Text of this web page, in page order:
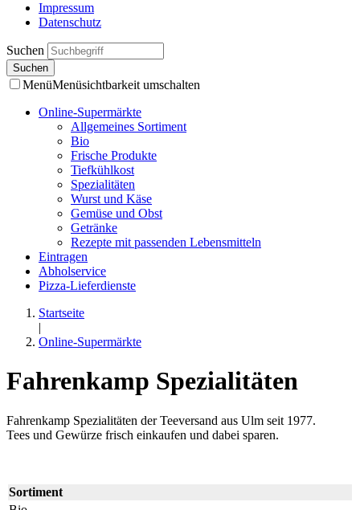
Impressum
Datenschutz
Suchen
MenüMenüsichtbarkeit umschalten
Online-Supermärkte
Allgemeines Sortiment
Bio
Frische Produkte
Tiefkühlkost
Spezialitäten
Wurst und Käse
Gemüse und Obst
Getränke
Rezepte mit passenden Lebensmitteln
Eintragen
Abholservice
Pizza-Lieferdienste
Startseite
|
Online-Supermärkte
Fahrenkamp Spezialitäten
Fahrenkamp Spezialitäten der Teeversand aus Ulm seit 1977.
Tees und Gewürze frisch einkaufen und dabei sparen.
Sortiment